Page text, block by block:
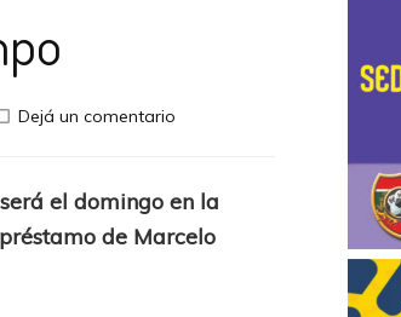
Dejá un comentarioen
Olimpo
el domingo en la
de Marcelo